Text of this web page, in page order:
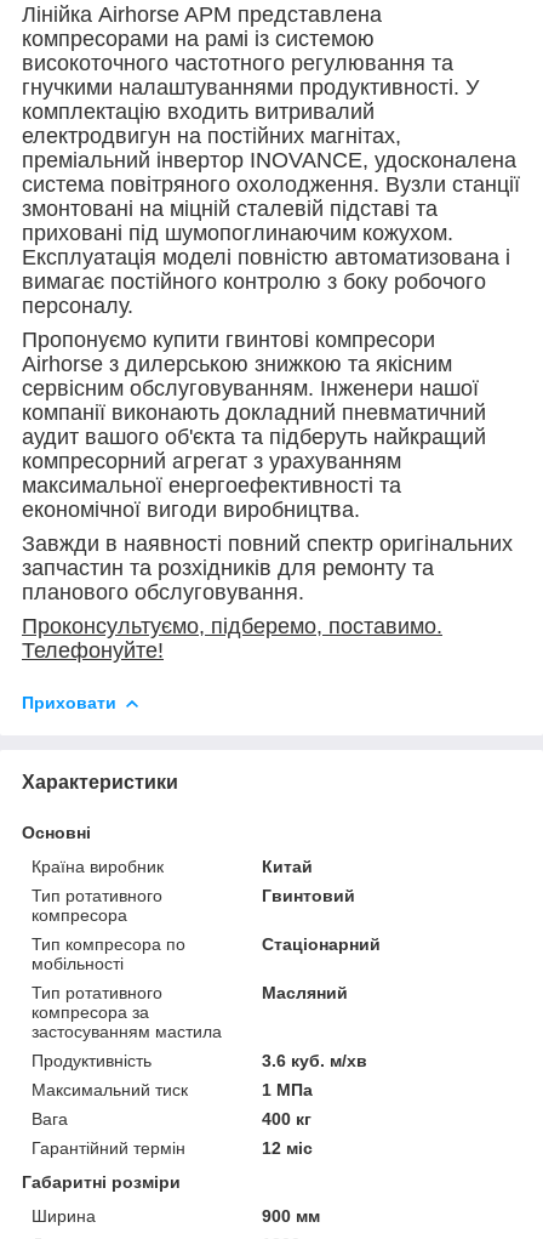
Лінійка Airhorse APM представлена ​​
компресорами на рамі із системою
високоточного частотного регулювання та
гнучкими налаштуваннями продуктивності. У
комплектацію входить витривалий
електродвигун на постійних магнітах,
преміальний інвертор INOVANCE, удосконалена
система повітряного охолодження. Вузли станції
змонтовані на міцній сталевій підставі та
приховані під шумопоглинаючим кожухом.
Експлуатація моделі повністю автоматизована і
вимагає постійного контролю з боку робочого
персоналу.
Пропонуємо купити гвинтові компресори
Airhorse з дилерською знижкою та якісним
сервісним обслуговуванням. Інженери нашої
компанії виконають докладний пневматичний
аудит вашого об'єкта та підберуть найкращий
компресорний агрегат з урахуванням
максимальної енергоефективності та
економічної вигоди виробництва.
Завжди в наявності повний спектр оригінальних
запчастин та розхідників для ремонту та
планового обслуговування.
Проконсультуємо, підберемо, поставимо.
Телефонуйте!
Приховати
Характеристики
Основні
Країна виробник
Китай
Тип ротативного
компресора
Гвинтовий
Тип компресора по
мобільності
Стаціонарний
Тип ротативного
компресора за
застосуванням мастила
Масляний
Продуктивність
3.6 куб. м/хв
Максимальний тиск
1 МПа
Вага
400 кг
Гарантійний термін
12 міс
Габаритні розміри
Ширина
900 мм